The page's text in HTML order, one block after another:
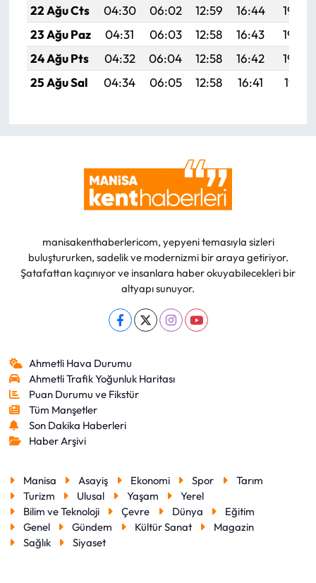
22 Ağu Cts
04:30 06:02 12:59 16:44
19:46
23 Ağu Paz
04:31 06:03 12:58 16:43
19:44
24 Ağu Pts
04:32 06:04 12:58 16:42
19:43
25 Ağu Sal
04:34 06:05 12:58 16:41 19:41
manisakenthaberlericom, yepyeni temasıyla sizleri
buluştururken, sadelik ve modernizmi bir araya getiriyor.
Şatafattan kaçınıyor ve insanlara haber okuyabilecekleri bir
altyapı sunuyor.
Ahmetli Hava Durumu
Ahmetli Trafik Yoğunluk Haritası
Puan Durumu ve Fikstür
Tüm Manşetler
Son Dakika Haberleri
Haber Arşivi
Manisa Asayiş Ekonomi Spor
Tarım
Turizm
Ulusal Yaşam
Yerel
Bilim ve Teknoloji
Çevre Dünya
Eğitim
Genel
Gündem Kültür Sanat
Magazin
Sağlık
Siyaset